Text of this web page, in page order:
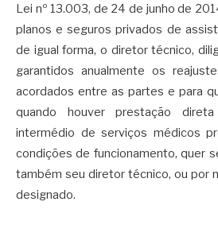
Lei nº 13.003, de 24 de junho de
planos e seguros privados de
de igual forma, o diretor técnico,
garantidos anualmente os
acordados entre as partes e para
quando houver prestação
intermédio de serviços médicos
condições de funcionamento, quer
também seu diretor técnico, ou por
designado.